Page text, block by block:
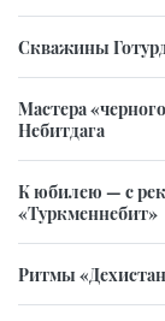
Скважины
Мастера
Небитдага
К юбилею — с
«Туркменнебит»
Ритмы